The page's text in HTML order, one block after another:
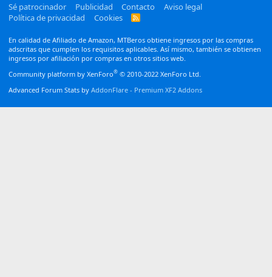
Sé patrocinador
Publicidad Contacto
Aviso legal
Política de privacidad
Cookies
R
En calidad de Afiliado de Amazon, MTBeros obtiene ingresos por las compras
adscritas que cumplen los requisitos aplicables. Así mismo, también se obtienen
ingresos por afiliación por compras en otros sitios web.
Community platform by XenForo® © 2010-2022 XenForo Ltd.
Advanced Forum Stats by AddonFlare - Premium XF2 Addons